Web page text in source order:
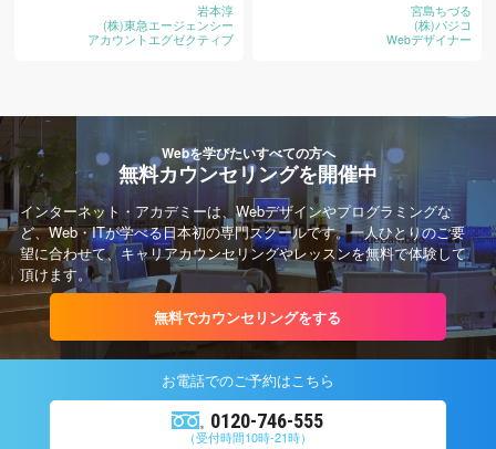
岩本淳
(株)東急エージェンシー
アカウントエグゼクティブ
宮島ちづる
(株)パジコ
Webデザイナー
Webを学びたいすべての方へ
無料カウンセリングを開催中
インターネット・アカデミーは、Webデザインやプログラミングな
ど、Web・ITが学べる日本初の専門スクールです。一人ひとりのご要
望に合わせて、キャリアカウンセリングやレッスンを無料で体験して
頂けます。
無料でカウンセリングをする
お電話でのご予約はこちら
0120-746-555
（受付時間10時-21時）